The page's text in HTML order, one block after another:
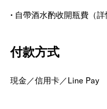
• 自帶酒水酌收開瓶費（詳
付款方式
現金／信用卡／Line Pay